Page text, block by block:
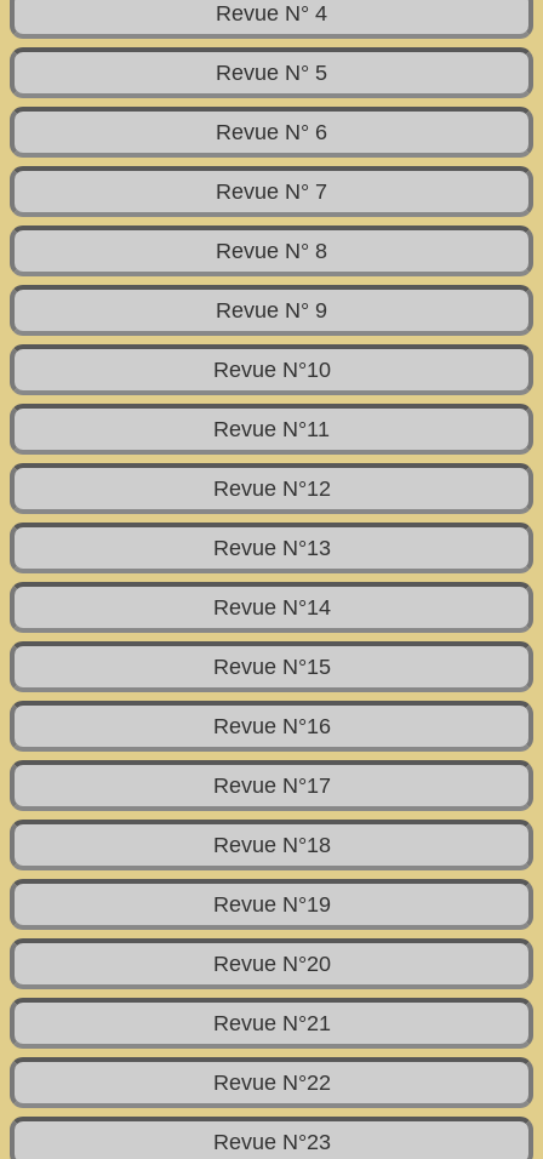
Revue N° 4
Revue N° 5
Revue N° 6
Revue N° 7
Revue N° 8
Revue N° 9
Revue N°10
Revue N°11
Revue N°12
Revue N°13
Revue N°14
Revue N°15
Revue N°16
Revue N°17
Revue N°18
Revue N°19
Revue N°20
Revue N°21
Revue N°22
Revue N°23